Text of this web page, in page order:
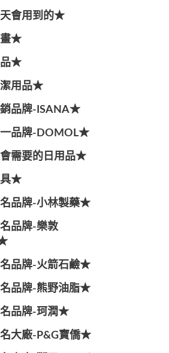
會用到的★
★
★
用品★
品牌-ISANA★
品牌-DOMOL★
需要的日用品★
★
品牌-小林製藥★
品牌-樂敦
品牌-火箭石鹼★
品牌-熊野油脂★
品牌-珂潤★
大廠-P&G寶僑★